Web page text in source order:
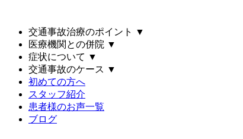
交通事故治療のポイント
▼
医療機関との併院 ▼
症状について ▼
交通事故のケース ▼
初めての方へ
スタッフ紹介
患者様のお声一覧
ブログ